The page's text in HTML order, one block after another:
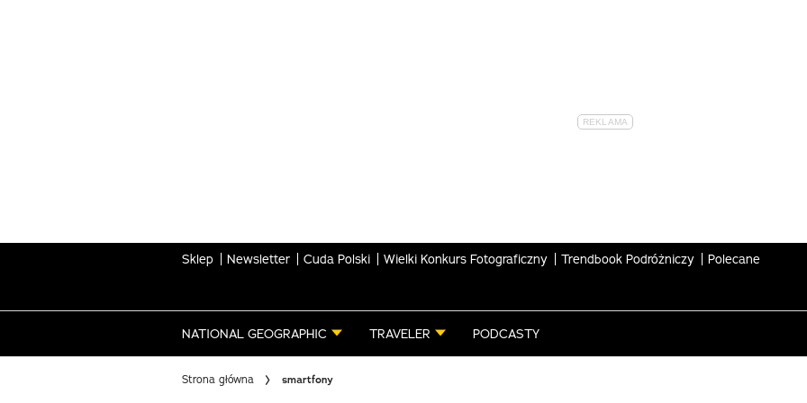
Sklep Newsletter Cuda Polski Wielki Konkurs Fotograficzny Trendbook Podróżniczy Polecane
NATIONAL GEOGRAPHIC TRAVELER PODCASTY
Strona główna smartfony